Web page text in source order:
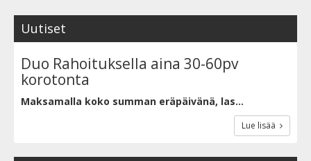
Uutiset
Duo Rahoituksella aina 30-60pv
korotonta
Maksamalla koko summan eräpäivänä, las...
Lue lisää